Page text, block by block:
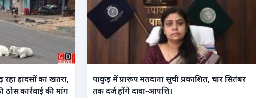
हादसों का खतरा,
कार्रवाई की मांग
पाकुड़ में प्रारूप मतदाता सूची प्रकाशित, चार सितंबर
तक दर्ज होंगे दावा-आपत्ति।